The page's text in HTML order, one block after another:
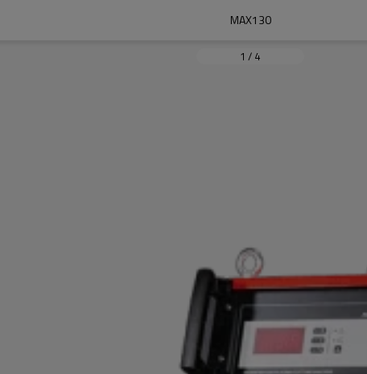
MAX130
1 / 4